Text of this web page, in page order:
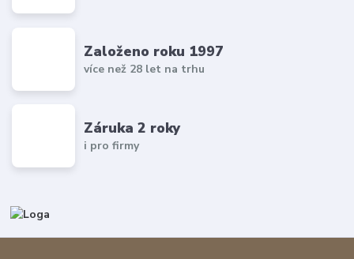
Založeno roku 1997
více než 28 let na trhu
Záruka 2 roky
i pro firmy